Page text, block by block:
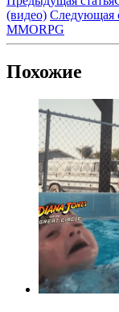
(видео) Следующая
ММОRPG
Похожие